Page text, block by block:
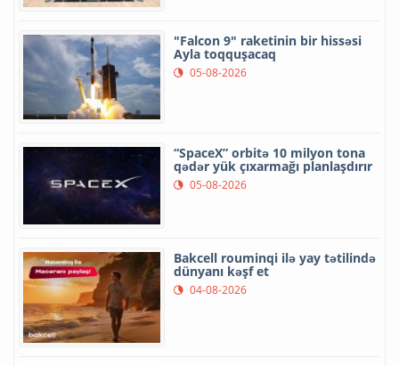
"Falcon 9" raketinin bir hissəsi
Ayla toqquşacaq
05-08-2026
“SpaceX” orbitə 10 milyon tona
qədər yük çıxarmağı planlaşdırır
05-08-2026
Bakcell rouminqi ilə yay tətilində
dünyanı kəşf et
04-08-2026